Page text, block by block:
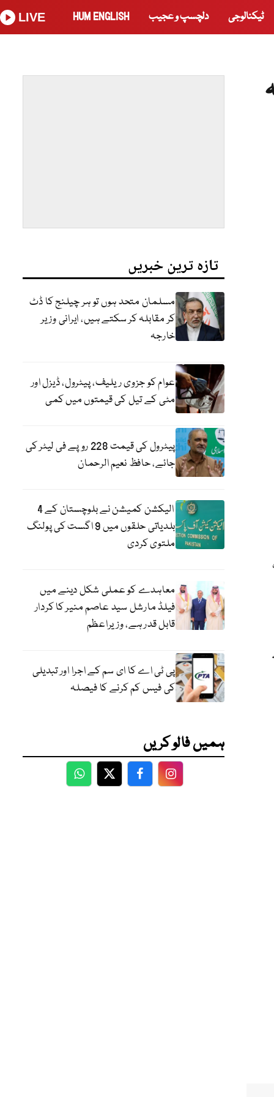
ٹیکنالوجی دلچسپ و عجیب HUM ENGLISH
LIVE
تازہ ترین خبریں
مسلمان متحد ہوں تو ہر چیلنج کا ڈٹ
کر مقابلہ کر سکتے ہیں، ایرانی وزیر
خارجہ
عوام کو جزوی ریلیف، پیٹرول، ڈیزل اور
مٹی کے تیل کی قیمتوں میں کمی
پیٹرول کی قیمت 228 روپے فی لیٹر کی
جائے، حافظ نعیم الرحمان
الیکشن کمیشن نے بلوچستان کے 4
بلدیاتی حلقوں میں 9 اگست کی پولنگ
ملتوی کردی
معاہدے کو عملی شکل دینے میں
فیلڈ مارشل سید عاصم منیر کا کردار
قابل قدر ہے، وزیراعظم
پی ٹی اے کا ای سم کے اجرا اور تبدیلی
کی فیس کم کرنے کا فیصلہ
ہمیں فالو کریں
WhatsApp
TwitterFacebookFacebook